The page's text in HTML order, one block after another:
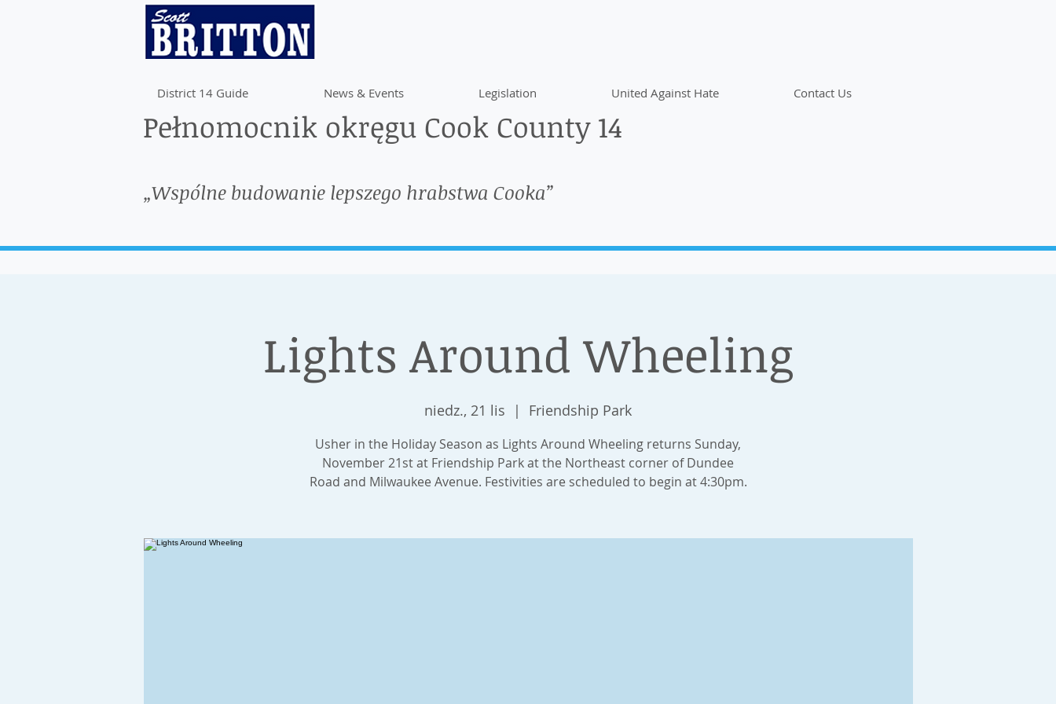
District 14 Guide News & Events Legislation United Against Hate Contact Us
Pełnomocnik okręgu Cook County 14
„Wspólne budowanie lepszego hrabstwa Cooka”
Lights Around Wheeling
niedz., 21 lis
  |
Friendship Park
Usher in the Holiday Season as Lights Around Wheeling returns Sunday,
November 21st at Friendship Park at the Northeast corner of Dundee
Road and Milwaukee Avenue. Festivities are scheduled to begin at 4:30pm.